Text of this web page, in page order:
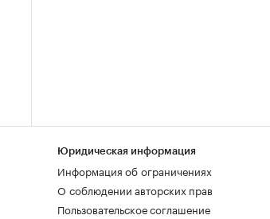
Юридическая информация
Информация об ограничениях
О соблюдении авторских прав
Пользовательское соглашение